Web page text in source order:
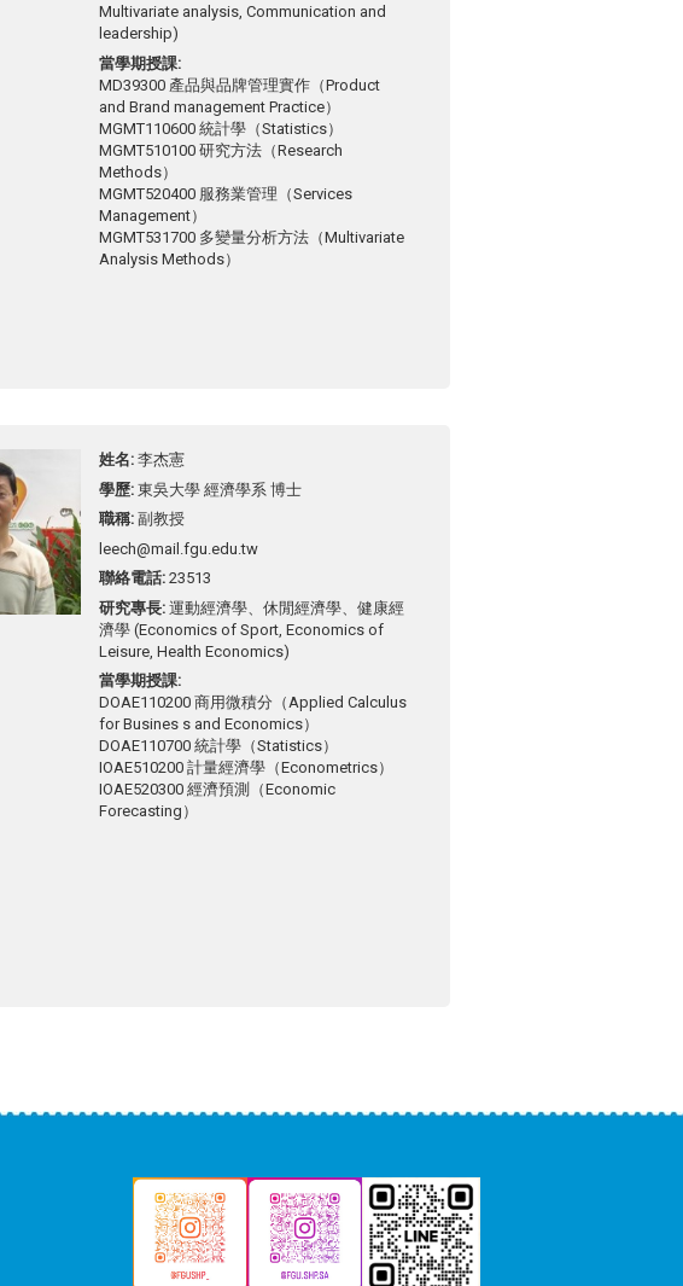
Multivariate analysis, Communication and
leadership)
當學期授課
MD39300 產品與品牌管理實作（Product
and Brand management Practice）
MGMT110600 統計學（Statistics）
MGMT510100 研究方法（Research
Methods）
MGMT520400 服務業管理（Services
Management）
MGMT531700 多變量分析方法（Multivariate
Analysis Methods）
姓名 李杰憲
學歷 東吳大學 經濟學系 博士
職稱 副教授
leech@mail.fgu.edu.tw
聯絡電話 23513
研究專長 運動經濟學、休閒經濟學、健康經
濟學 (Economics of Sport, Economics of
Leisure, Health Economics)
當學期授課
DOAE110200 商用微積分（Applied Calculus
for Busines s and Economics）
DOAE110700 統計學（Statistics）
IOAE510200 計量經濟學（Econometrics）
IOAE520300 經濟預測（Economic
Forecasting）